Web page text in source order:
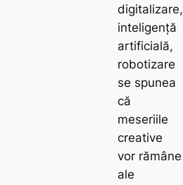
digitalizare,
inteligență
artificială,
robotizare
se spunea
că
meseriile
creative
vor rămâne
ale